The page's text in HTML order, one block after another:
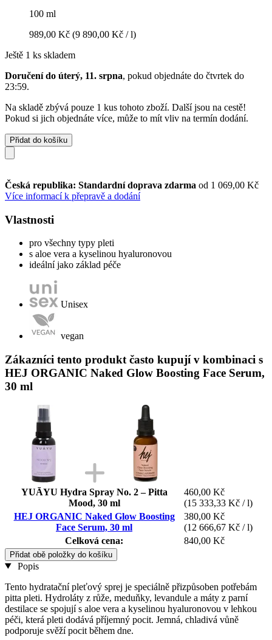
100 ml
989,00 Kč (9 890,00 Kč / l)
Ještě 1 ks skladem
Doručení do úterý, 11. srpna, pokud objednáte do čtvrtek do
23:59.
Na skladě zbývá pouze 1 kus tohoto zboží. Další jsou na cestě!
Pokud si jich objednáte více, může to mít vliv na termín dodání.
Přidat do košíku
Česká republika: Standardní doprava zdarma od 1 069,00 Kč
Více informací k přepravě a dodání
Vlastnosti
pro všechny typy pleti
s aloe vera a kyselinou hyaluronovou
ideální jako základ péče
Unisex
vegan
Zákazníci tento produkt často kupují v kombinaci s
HEJ ORGANIC Naked Glow Boosting Face Serum,
30 ml
YUĀYU Hydra Spray No. 2 – Pitta
Mood, 30 ml
460,00 Kč
(15 333,33 Kč / l)
HEJ ORGANIC Naked Glow Boosting
Face Serum, 30 ml
380,00 Kč
(12 666,67 Kč / l)
Celková cena:
840,00 Kč
Přidat obě položky do košíku
Popis
Tento hydratační pleťový sprej je speciálně přizpůsoben potřebám
pitta pleti. Hydroláty z růže, meduňky, levandule a máty z parní
destilace se spojují s aloe vera a kyselinou hyaluronovou v lehkou
péči, která pleti dodává příjemný pocit. Jemná, chladivá vůně
podporuje svěží pocit během dne.